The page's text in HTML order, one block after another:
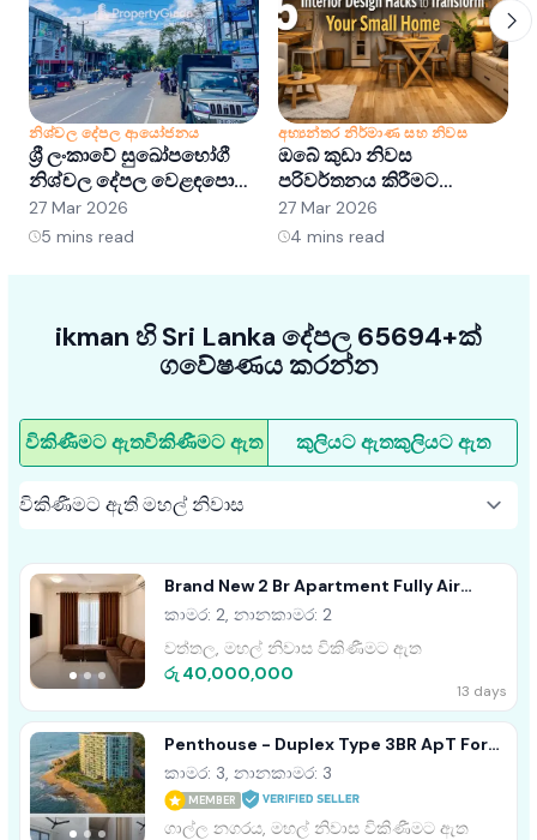
නිශ්චල දේපල ආයෝජනය
ශ්‍රී ලංකාවේ සුඛෝපභෝගී
නිශ්චල දේපල වෙළඳපොළ
අවබෝධ කර ගැනීම:
අවස්ථා සහ ප්‍රවණතා
27 Mar 2026
5 mins read
අභ්‍යන්තර නිර්මාණ සහ නිවස
ඔබේ කුඩා නිවස
පරිවර්තනය කිරීමට
අභ්‍යන්තර සැලසුම් හක්ක
5ක්
27 Mar 2026
4 mins read
ikman හි Sri Lanka දේපල 65694+ක්
ගවේෂණය කරන්න
විකිණීමට ඇතවිකිණීමට ඇත කුලියට ඇතකුලියට ඇත
Brand New 2 Br Apartment Fully Air
Conditioned Wattala
කාමර: 2, නානකාමර: 2
වත්තල, මහල් නිවාස විකිණීමට ඇත
රු 40,000,000
13 days
Penthouse - Duplex Type 3BR ApT For
Sale In Galle Oceanfront Condo
කාමර: 3, නානකාමර: 3
MEMBER
ගාල්ල නගරය, මහල් නිවාස විකිණීමට ඇත